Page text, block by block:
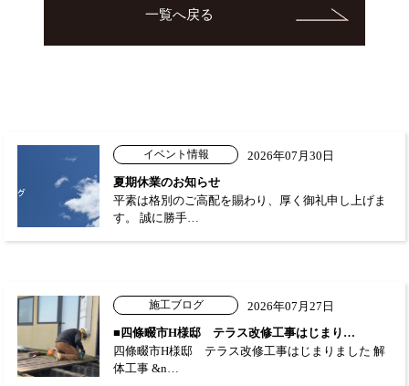
一覧へ戻る
イベント情報
2026年07月30日
夏期休業のお知らせ
平素は格別のご高配を賜わり、厚く御礼申し上げま
す。 誠に勝手…
施工ブログ
2026年07月27日
■四條畷市H様邸 テラス改修工事はじまり…
四條畷市H様邸 テラス改修工事はじまりました 解
体工事 &n…